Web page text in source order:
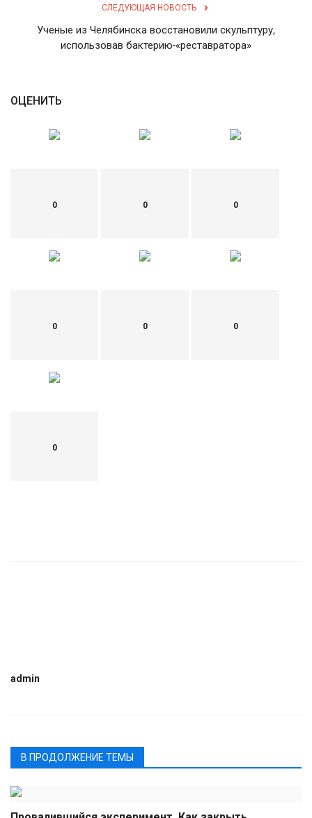
СЛЕДУЮЩАЯ НОВОСТЬ
Ученые из Челябинска восстановили скульптуру,
использовав бактерию-«реставратора»
ОЦЕНИТЬ
0 0 0
0 0 0
0
admin
В ПРОДОЛЖЕНИЕ ТЕМЫ